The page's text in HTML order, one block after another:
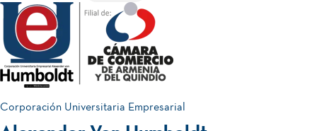
Corporación Universitaria Empresarial